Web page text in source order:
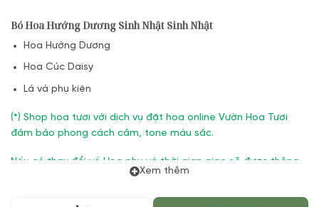
Bó Hoa Hướng Dương Sinh Nhật Sinh Nhật
Hoa Hướng Dương
Hoa Cúc Daisy
Lá và phụ kiện
(*) Shop hoa tươi với dịch vụ đặt hoa online Vườn Hoa Tươi
đảm bảo phong cách cắm, tone màu sắc.
Nếu có thay đổi về Hoa phụ và thời gian giao sẽ được thông
báo đến Quý khách hàng xác nhận trước khi cắm hay bó.
Xem thêm